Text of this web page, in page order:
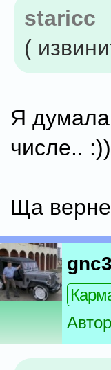
staricc
(
Я
числе..
Ща
Автор